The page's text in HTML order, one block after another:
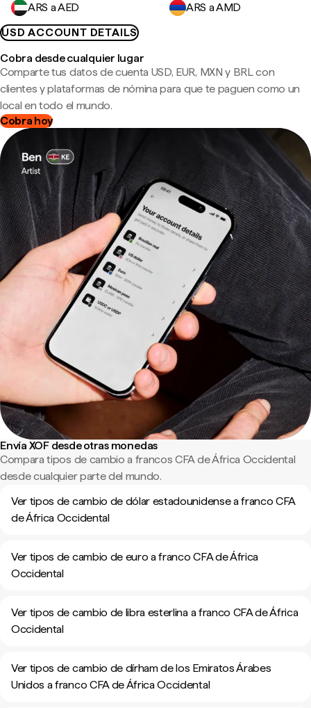
ARS a AED
ARS a AMD
USD ACCOUNT DETAILS
Cobra desde cualquier lugar
Comparte tus datos de cuenta USD, EUR, MXN y BRL con
clientes y plataformas de nómina para que te paguen como un
local en todo el mundo.
Cobra hoy
Envía XOF desde otras monedas
Compara tipos de cambio a francos CFA de África Occidental
desde cualquier parte del mundo.
Ver tipos de cambio de dólar estadounidense a franco CFA
de África Occidental
Ver tipos de cambio de euro a franco CFA de África
Occidental
Ver tipos de cambio de libra esterlina a franco CFA de África
Occidental
Ver tipos de cambio de dírham de los Emiratos Árabes
Unidos a franco CFA de África Occidental